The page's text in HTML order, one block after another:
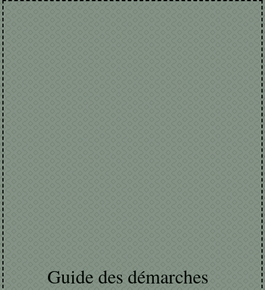
Guide des démarches